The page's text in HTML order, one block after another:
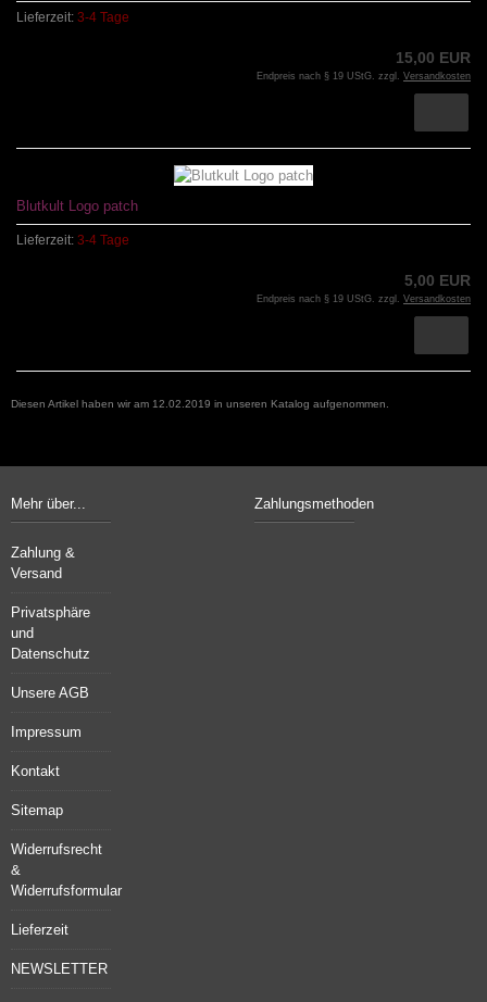
Lieferzeit: 3-4 Tage
15,00 EUR
Endpreis nach § 19 UStG. zzgl. Versandkosten
Blutkult Logo patch
Lieferzeit: 3-4 Tage
5,00 EUR
Endpreis nach § 19 UStG. zzgl. Versandkosten
Diesen Artikel haben wir am 12.02.2019 in unseren Katalog aufgenommen.
Mehr über...
Zahlung &
Versand
Privatsphäre
und
Datenschutz
Unsere AGB
Impressum
Kontakt
Sitemap
Widerrufsrecht
&
Widerrufsformular
Lieferzeit
NEWSLETTER
Zahlungsmethoden